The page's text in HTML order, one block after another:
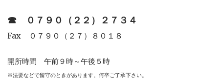
☎︎ ０７９０（２２）２７３４
Fax ０７９０（２７）８０１８
開所時間 午前９時～午後５時
※法要などで留守のときがあります。何卒ご了承下さい。